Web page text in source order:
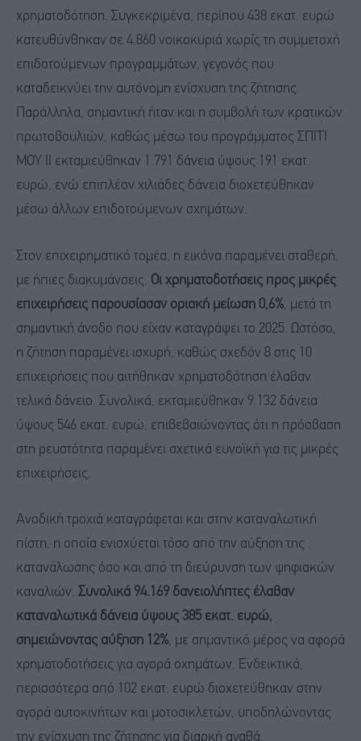
χρηματοδότηση. Συγκεκριμένα, περίπου 438 εκατ. ευρώ
κατευθύνθηκαν σε 4.860 νοικοκυριά χωρίς τη συμμετοχή
επιδοτούμενων προγραμμάτων, γεγονός που
καταδεικνύει την αυτόνομη ενίσχυση της ζήτησης.
Παράλληλα, σημαντική ήταν και η συμβολή των κρατικών
πρωτοβουλιών, καθώς μέσω του προγράμματος ΣΠΙΤΙ
ΜΟΥ ΙΙ εκταμιεύθηκαν 1.791 δάνεια ύψους 191 εκατ.
ευρώ, ενώ επιπλέον χιλιάδες δάνεια διοχετεύθηκαν
μέσω άλλων επιδοτούμενων σχημάτων.
Στον επιχειρηματικό τομέα, η εικόνα παραμένει σταθερή,
με ήπιες διακυμάνσεις. Οι χρηματοδοτήσεις προς μικρές
επιχειρήσεις παρουσίασαν οριακή μείωση 0,6%, μετά τη
σημαντική άνοδο που είχαν καταγράψει το 2025. Ωστόσο,
η ζήτηση παραμένει ισχυρή, καθώς σχεδόν 8 στις 10
επιχειρήσεις που αιτήθηκαν χρηματοδότηση έλαβαν
τελικά δάνειο. Συνολικά, εκταμιεύθηκαν 9.132 δάνεια
ύψους 546 εκατ. ευρώ, επιβεβαιώνοντας ότι η πρόσβαση
στη ρευστότητα παραμένει σχετικά ευνοϊκή για τις μικρές
επιχειρήσεις.
Ανοδική τροχιά καταγράφεται και στην καταναλωτική
πίστη, η οποία ενισχύεται τόσο από την αύξηση της
κατανάλωσης όσο και από τη διεύρυνση των ψηφιακών
καναλιών. Συνολικά 94.169 δανειολήπτες έλαβαν
καταναλωτικά δάνεια ύψους 385 εκατ. ευρώ,
σημειώνοντας αύξηση 12%, με σημαντικό μέρος να αφορά
χρηματοδοτήσεις για αγορά οχημάτων. Ενδεικτικά,
περισσότερα από 102 εκατ. ευρώ διοχετεύθηκαν στην
αγορά αυτοκινήτων και μοτοσικλετών, υποδηλώνοντας
την ενίσχυση της ζήτησης για διαρκή αγαθά.